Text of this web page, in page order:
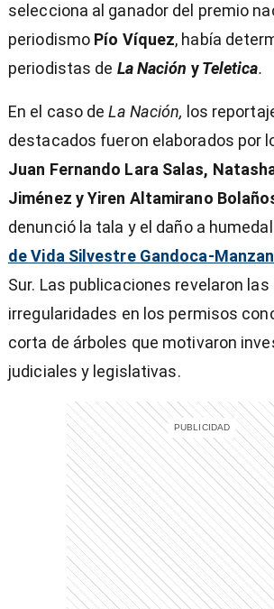
selecciona al ganador del premio
periodismo Pío Víquez, había
periodistas de La Nación yTeletica.
En el caso deLa Nación, los
destacados fueron elaborados por
Juan Fernando Lara Salas,
Jiménez y Yiren Altamirano
denunció la tala y el daño a
de Vida Silvestre Gandoca-
Sur. Las publicaciones revelaron
irregularidades en los permisos
corta de árboles que motivaron
judiciales y legislativas.